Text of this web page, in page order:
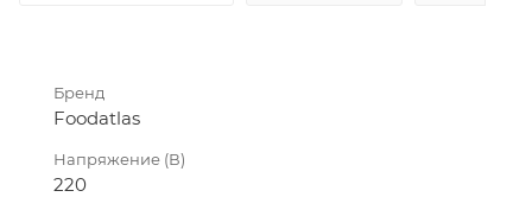
Бренд
Foodatlas
Напряжение (В)
220